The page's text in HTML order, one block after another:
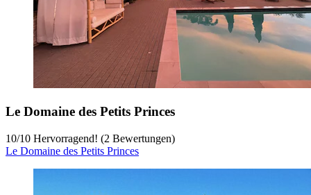
Le Domaine des Petits Princes
10/10 Hervorragend! (2 Bewertungen)
Le Domaine des Petits Princes